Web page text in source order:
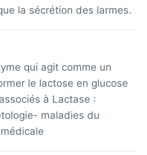
la sécrétion des larmes.
qui agit comme un
le lactose en glucose
à Lactase :
maladies du